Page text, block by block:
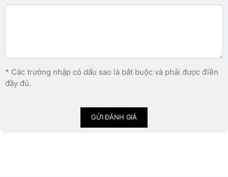
* Các trường nhập có dấu sao là bắt buộc và phải được điền
đầy đủ.
GỬI ĐÁNH GIÁ